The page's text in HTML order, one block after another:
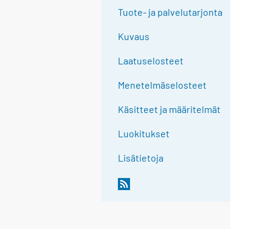
Tuote- ja palvelutarjonta
Kuvaus
Laatuselosteet
Menetelmäselosteet
Käsitteet ja määritelmät
Luokitukset
Lisätietoja